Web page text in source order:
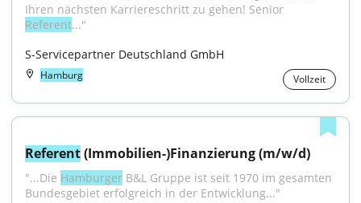
Referent..."
S-Servicepartner Deutschland GmbH
Hamburg Vollzeit
Referent (Immobilien-)Finanzierung (m/w/d)
"...Die Hamburger B&L Gruppe ist seit 1970 im gesamten
Bundesgebiet erfolgreich in der Entwicklung..."